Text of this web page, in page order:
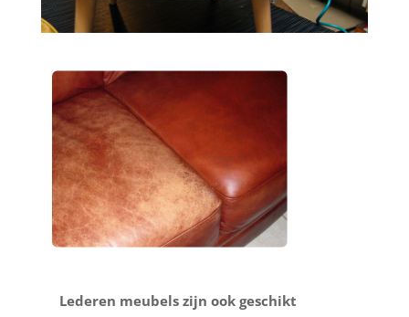
Lederen meubels zijn ook geschikt